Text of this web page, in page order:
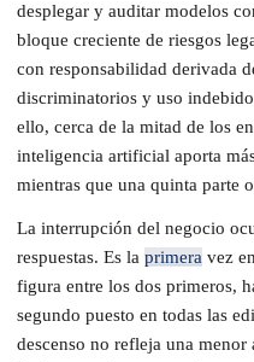
desplegar y auditar modelos
bloque creciente de riesgos
con responsabilidad derivada
discriminatorios y uso
ello, cerca de la mitad de los
inteligencia artificial aporta
mientras que una quinta parte
La interrupción del negocio
respuestas. Es la primera vez
figura entre los dos primeros,
segundo puesto en todas las
descenso no refleja una menor